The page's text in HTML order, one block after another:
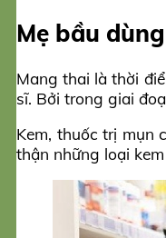
Mẹ bầu
Mang thai là thời
sĩ. Bởi trong giai
Kem, thuốc trị mụn
thận những loại